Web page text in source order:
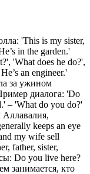
'This is my sister,
in the garden.'
'What does he do?',
an engineer.'
за ужином
диалога: 'Do
– 'What do you do?'
Аллавалия,
keeps an eye
my wife sell
father, sister,
Do you live here?
занимается, кто